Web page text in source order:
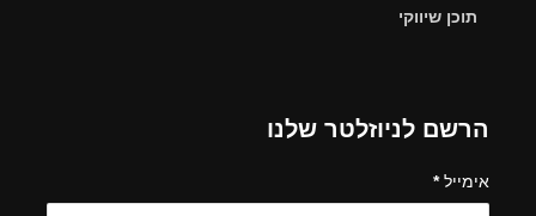
תוכן שיווקי
הרשם לניוזלטר שלנו
אימייל*